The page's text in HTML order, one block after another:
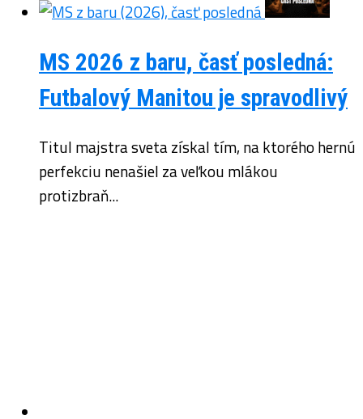
MS 2026 z baru, časť posledná:
Futbalový Manitou je spravodlivý
Titul majstra sveta získal tím, na ktorého hernú
perfekciu nenašiel za veľkou mlákou
protizbraň...